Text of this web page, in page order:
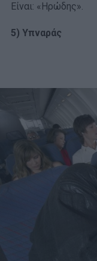
Είναι: «Ηρώδης».
5) Υπναράς